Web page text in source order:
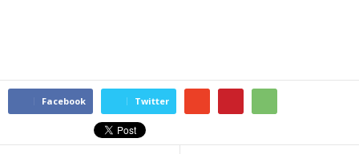
Facebook Twitter